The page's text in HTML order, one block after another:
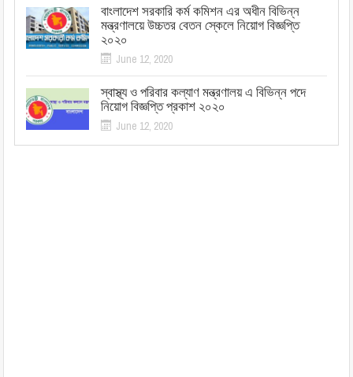
বাংলাদেশ সরকারি কর্ম কমিশন এর অধীন বিভিন্ন
মন্ত্রণালয়ে উচ্চতর বেতন স্কেলে নিয়োগ বিজ্ঞপ্তি
২০২০
June 12, 2020
স্বাস্থ্য ও পরিবার কল্যাণ মন্ত্রণালয় এ বিভিন্ন পদে
নিয়োগ বিজ্ঞপ্তি প্রকাশ ২০২০
June 12, 2020